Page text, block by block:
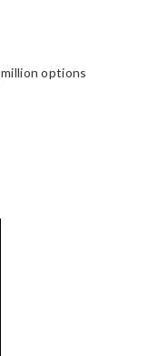
million options